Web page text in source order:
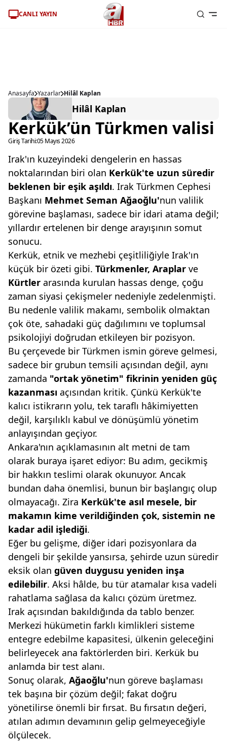
CANLI YAYIN
Anasayfa Yazarlar Hilâl Kaplan
Hilâl Kaplan
Kerkük’ün Türkmen valisi
Giriş Tarihi:05 Mayıs 2026
Irak'ın kuzeyindeki dengelerin en hassas
noktalarından biri olan Kerkük'te uzun süredir
beklenen bir eşik aşıldı. Irak Türkmen Cephesi
Başkanı Mehmet Seman Ağaoğlu'nun valilik
görevine başlaması, sadece bir idari atama değil;
yıllardır ertelenen bir denge arayışının somut
sonucu.
Kerkük, etnik ve mezhebi çeşitliliğiyle Irak'ın
küçük bir özeti gibi. Türkmenler, Araplar ve
Kürtler arasında kurulan hassas denge, çoğu
zaman siyasi çekişmeler nedeniyle zedelenmişti.
Bu nedenle valilik makamı, sembolik olmaktan
çok öte, sahadaki güç dağılımını ve toplumsal
psikolojiyi doğrudan etkileyen bir pozisyon.
Bu çerçevede bir Türkmen ismin göreve gelmesi,
sadece bir grubun temsili açısından değil, aynı
zamanda "ortak yönetim" fikrinin yeniden güç
kazanması açısından kritik. Çünkü Kerkük'te
kalıcı istikrarın yolu, tek taraflı hâkimiyetten
değil, karşılıklı kabul ve dönüşümlü yönetim
anlayışından geçiyor.
Ankara'nın açıklamasının alt metni de tam
olarak buraya işaret ediyor: Bu adım, gecikmiş
bir hakkın teslimi olarak okunuyor. Ancak
bundan daha önemlisi, bunun bir başlangıç olup
olmayacağı. Zira Kerkük'te asıl mesele, bir
makamın kime verildiğinden çok, sistemin ne
kadar adil işlediği.
Eğer bu gelişme, diğer idari pozisyonlara da
dengeli bir şekilde yansırsa, şehirde uzun süredir
eksik olan güven duygusu yeniden inşa
edilebilir. Aksi hâlde, bu tür atamalar kısa vadeli
rahatlama sağlasa da kalıcı çözüm üretmez.
Irak açısından bakıldığında da tablo benzer.
Merkezi hükümetin farklı kimlikleri sisteme
entegre edebilme kapasitesi, ülkenin geleceğini
belirleyecek ana faktörlerden biri. Kerkük bu
anlamda bir test alanı.
Sonuç olarak, Ağaoğlu'nun göreve başlaması
tek başına bir çözüm değil; fakat doğru
yönetilirse önemli bir fırsat. Bu fırsatın değeri,
atılan adımın devamının gelip gelmeyeceğiyle
ölçülecek.